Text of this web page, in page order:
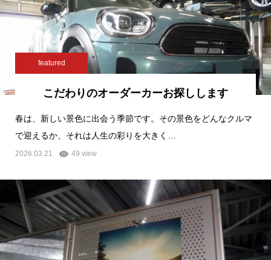
featured
こだわりのオーダーカーお探しします
春は、新しい景色に出会う季節です。その景色をどんなクルマ
で迎えるか、それは人生の彩りを大きく…
2026.03.21 49 view